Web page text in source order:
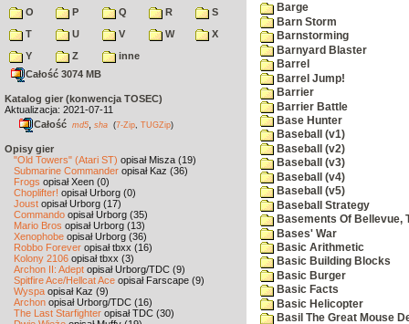
O
P Q R
S
T
U V W
X
Y
Z
inne
Całość 3074 MB
Katalog gier (konwencja TOSEC)
Aktualizacja: 2021-07-11
Całość md5 sha (7-Zip TUGZip)
Opisy gier
"Old Towers" (Atari ST) opisał Misza (19)
Submarine Commander opisał Kaz (36)
Frogs opisał Xeen (0)
Choplifter! opisał Urborg (0)
Joust opisał Urborg (17)
Commando opisał Urborg (35)
Mario Bros opisał Urborg (13)
Xenophobe opisał Urborg (36)
Robbo Forever opisał tbxx (16)
Kolony 2106 opisał tbxx (3)
Archon II: Adept opisał Urborg/TDC (9)
Spitfire Ace/Hellcat Ace opisał Farscape (9)
Wyspa opisał Kaz (9)
Archon opisał Urborg/TDC (16)
The Last Starfighter opisał TDC (30)
Barge
Barn Storm
Barnstorming
Barnyard Blaster
Barrel
Barrel Jump!
Barrier
Barrier Battle
Base Hunter
Baseball (v1)
Baseball (v2)
Baseball (v3)
Baseball (v4)
Baseball (v5)
Baseball Strategy
Basements Of Bellevue,
Bases' War
Basic Arithmetic
Basic Building Blocks
Basic Burger
Basic Facts
Basic Helicopter
Basil The Great Mouse